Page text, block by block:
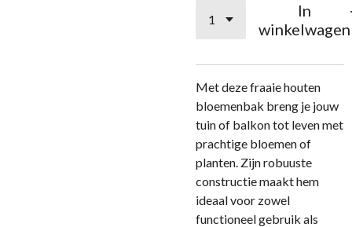
In
winkelwagen
Met deze fraaie houten
bloemenbak breng je jouw
tuin of balkon tot leven met
prachtige bloemen of
planten. Zijn robuuste
constructie maakt hem
ideaal voor zowel
functioneel gebruik als